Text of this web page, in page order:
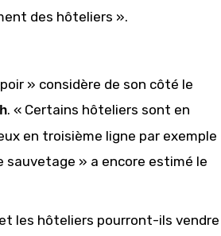
des hôteliers ».
» considère de son côté le
. « Certains hôteliers sont en
en troisième ligne par exemple
sauvetage » a encore estimé le
les hôteliers pourront-ils vendre